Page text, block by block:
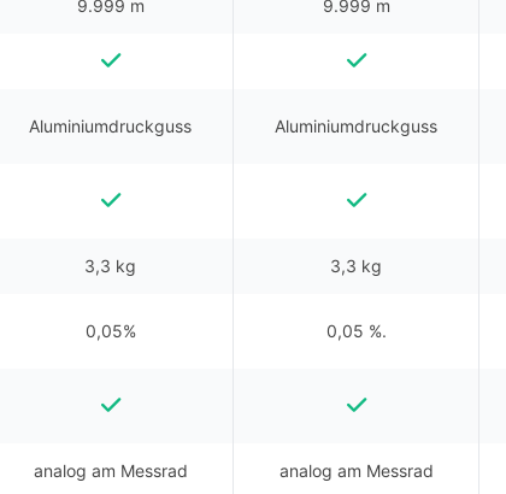
9.999 m 9.999 m
Aluminiumdruckguss Aluminiumdruckguss
3,3 kg 3,3 kg
0,05% 0,05 %.
analog am Messrad analog am Messrad